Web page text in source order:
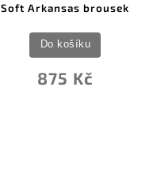
Soft Arkansas brousek
875 Kč
Do košíku